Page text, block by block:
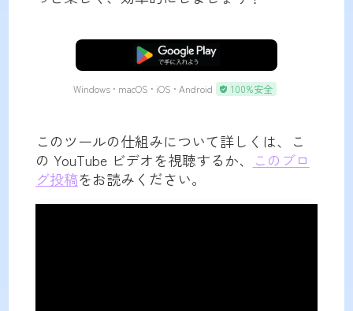
無料ダウンロード
Windows • macOS • iOS • Android 100%安全
このツールの仕組みについて詳しくは、こ
の YouTube ビデオを視聴するか、
このブロ
グ投稿をお読みください。